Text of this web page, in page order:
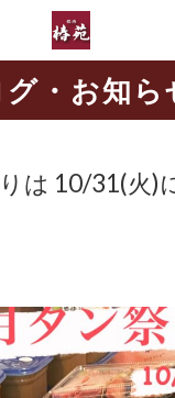
グ・お知ら
は️ 10/31(火)